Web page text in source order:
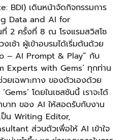
BDI) เดินหน้าจัดกิจกรรมการ
Data and AI for
2 ครั้งที่ 8 ณ โรงแรมสวิสโซ
เช้า ผู้เข้าอบรมได้เริ่มต้นด้วย
– AI Prompt & Play” กับ
Experts with Gems’ ทุกท่าน
วยเฉพาะทาง ของตัวเองด้วย
โดยในเซสชันนี้ เราจะได้
าท ของ AI ให้สอดรับกับงาน
ป็น Writing Editor,
ส่วนตัวเพื่อให้ AI เข้าใจ